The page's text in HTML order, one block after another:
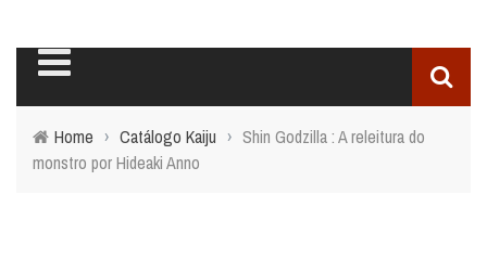
Home › Catálogo Kaiju › Shin Godzilla : A releitura do
monstro por Hideaki Anno